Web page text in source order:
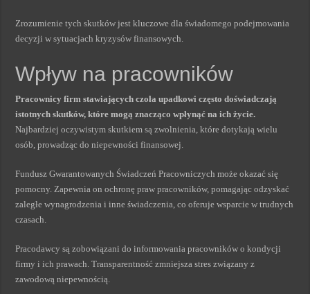
Zrozumienie tych skutków jest kluczowe dla świadomego podejmowania
decyzji w sytuacjach kryzysów finansowych.
Wpływ na pracowników
Pracownicy firm stawiających czoła upadkowi często doświadczają
istotnych skutków, które mogą znacząco wpłynąć na ich życie.
Najbardziej oczywistym skutkiem są zwolnienia, które dotykają wielu
osób, prowadząc do niepewności finansowej.
Fundusz Gwarantowanych Świadczeń Pracowniczych może okazać się
pomocny. Zapewnia on ochronę praw pracowników, pomagając odzyskać
zaległe wynagrodzenia i inne świadczenia, co oferuje wsparcie w trudnych
czasach.
Pracodawcy są zobowiązani do informowania pracowników o kondycji
firmy i ich prawach. Transparentność zmniejsza stres związany z
zawodową niepewnością.